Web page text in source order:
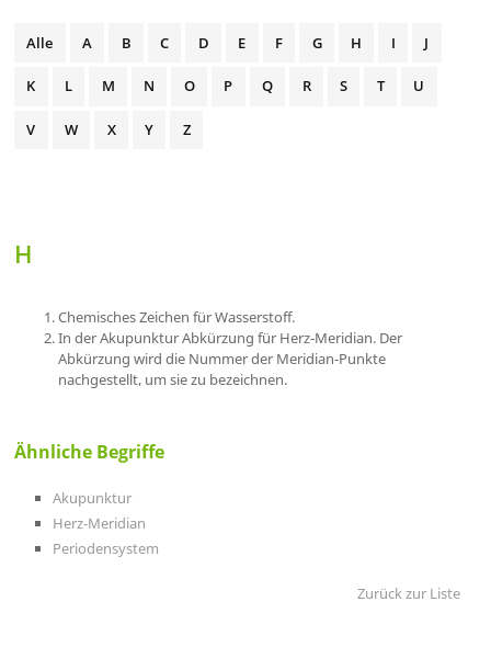
Alle A B C D E F G H I J
K L M N O P Q R S T U
V W X Y Z
H
Chemisches Zeichen für Wasserstoff.
In der Akupunktur Abkürzung für Herz-Meridian. Der
Abkürzung wird die Nummer der Meridian-Punkte
nachgestellt, um sie zu bezeichnen.
Ähnliche Begriffe
Akupunktur
Herz-Meridian
Periodensystem
Zurück zur Liste